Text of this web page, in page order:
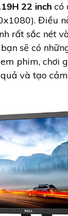
22 inch có
Điều
rất sắc nét
sẽ có
phim, chơi
và tạo